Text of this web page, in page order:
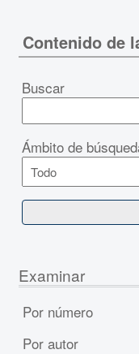
Contenido de
Buscar
Ámbito de
Examinar
Por número
Por autor